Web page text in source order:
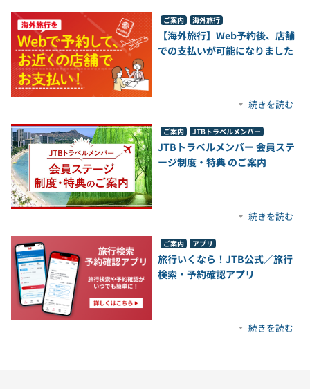
ご案内 海外旅行
【海外旅行】Web予約後、店舗
での支払いが可能になりました
続きを読む
ご案内 JTBトラベルメンバー
JTBトラベルメンバー 会員ステ
ージ制度・特典 のご案内
続きを読む
ご案内 アプリ
旅行いくなら！JTB公式／旅行
検索・予約確認アプリ
続きを読む